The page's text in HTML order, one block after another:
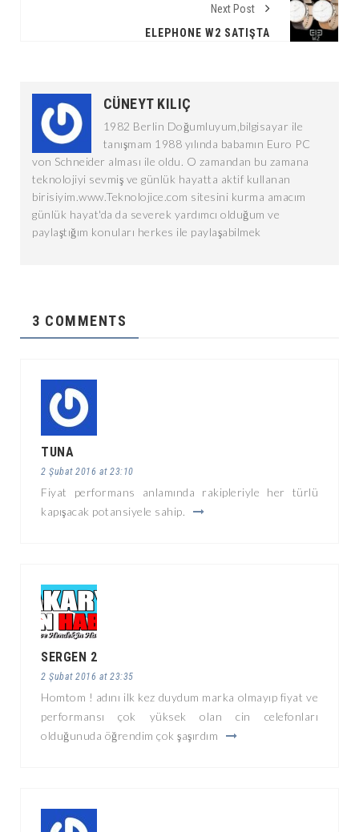
Next Post
ELEPHONE W2 SATIŞTA
CÜNEYT KILIÇ
1982 Berlin Doğumluyum,bilgisayar ile
tanışmam 1988 yılında babamın Euro PC
von Schneider alması ile oldu. O zamandan bu zamana
teknolojiyi sevmiş ve günlük hayatta aktif kullanan
birisiyim.www.Teknolojice.com sitesini kurma amacım
günlük hayat'da da severek yardımcı olduğum ve
paylaştığım konuları herkes ile paylaşabilmek
3 COMMENTS
TUNA
2 Şubat 2016 at 23:10
Fiyat performans anlamında rakipleriyle her türlü
kapışacak potansiyele sahip.
SERGEN 2
2 Şubat 2016 at 23:35
Homtom ! adını ilk kez duydum marka olmayıp fiyat ve
performansı çok yüksek olan cin celefonları
olduğunuda öğrendim çok şaşırdım